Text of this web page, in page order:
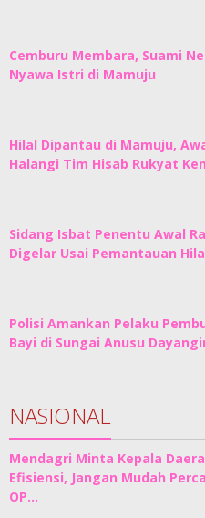
Cemburu Membara, Suami
Nyawa Istri di Mamuju
Hilal Dipantau di Mamuju,
Halangi Tim Hisab Rukyat
Sidang Isbat Penentu Awal
Digelar Usai Pemantauan
Polisi Amankan Pelaku
Bayi di Sungai Anusu
NASIONAL
Mendagri Minta Kepala
Efisiensi, Jangan Mudah
OP…